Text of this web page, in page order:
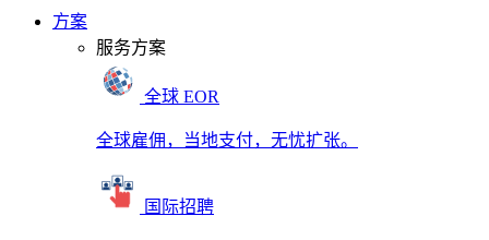
方案
服务方案
全球 EOR
全球雇佣，当地支付，无忧扩张。
国际招聘